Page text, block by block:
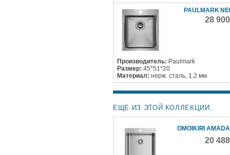
PAULMARK
28
Производитель: Paulmark
Размер: 45*51*20
Материал: нерж. сталь, 1.2 мм
ЕЩЕ ИЗ ЭТОЙ КОЛЛЕКЦИИ:
OMOIKIRI
20